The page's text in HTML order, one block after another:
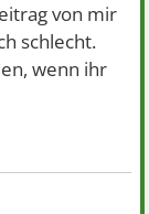
von mir
schlecht.
wenn ihr